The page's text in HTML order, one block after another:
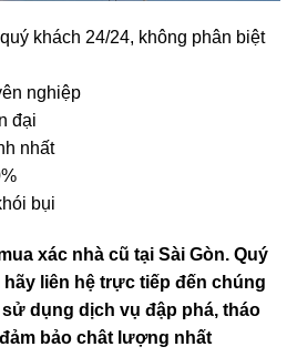
khách 24/24, không phân biệt
nghiệp
đại
nhất
bụi
xác nhà cũ tại Sài Gòn. Quý
liên hệ trực tiếp đến chúng
dụng dịch vụ đập phá, tháo
bảo chât lượng nhất